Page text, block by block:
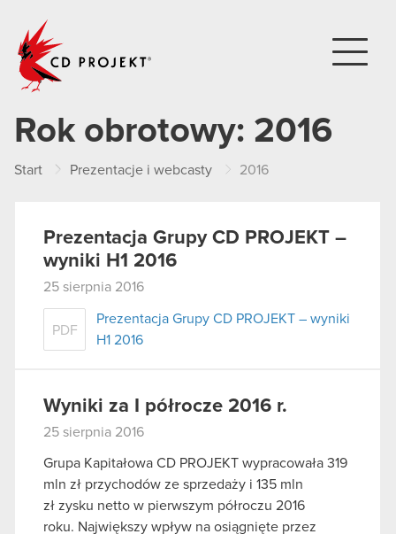
Rok obrotowy: 2016
Start Prezentacje i webcasty 2016
Prezentacja Grupy CD PROJEKT –
wyniki H1 2016
25 sierpnia 2016
PDF
Prezentacja Grupy CD PROJEKT – wyniki
H1 2016
Wyniki za I półrocze 2016 r.
25 sierpnia 2016
Grupa Kapitałowa CD PROJEKT wypracowała 319
mln zł przychodów ze sprzedaży i 135 mln
zł zysku netto w pierwszym półroczu 2016
roku. Największy wpływ na osiągnięte przez